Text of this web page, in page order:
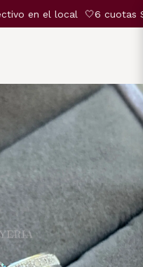
en el local 🤍6 cuotas